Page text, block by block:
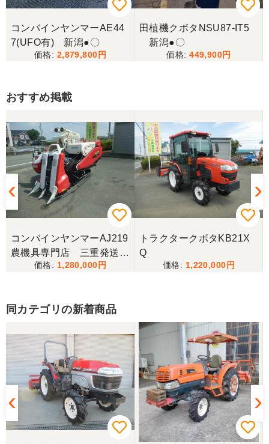
コンバインヤンマーAE44
7(UFO有) 新潟●〇
2,879,800
田植機クボタNSU87-IT5
新潟●〇
449,900
おすすめ掲載
コンバインヤンマーAJ219
農機具専門店 三重発送整
備済み
1,280,000
トラクタークボタKB21X
Q
1,220,000
同カテゴリの新着商品